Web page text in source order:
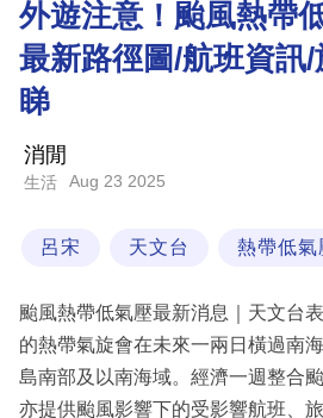
財
商
技
場
生
活
時
事
外遊注意！颱風熱帶
最新路徑圖/航班資訊
睇
消閒
生活 Aug 23 2025
呂宋 天文台 熱帶低氣
颱風熱帶低氣壓最新消息｜天文台
的熱帶氣旋會在未來一兩日橫過南
島南部及以南海域。經濟一週整合
亦提供颱風影響下的受影響航班、